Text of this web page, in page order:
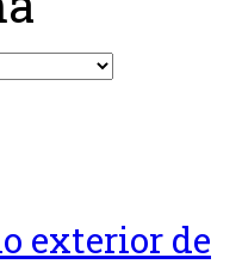
exterior de